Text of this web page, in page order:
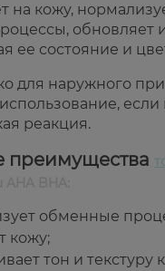
на кожу,
обновляет
ее состояние и
для наружного
если
реакция.
преимущества
обменные
кожу;
тон и текстуру